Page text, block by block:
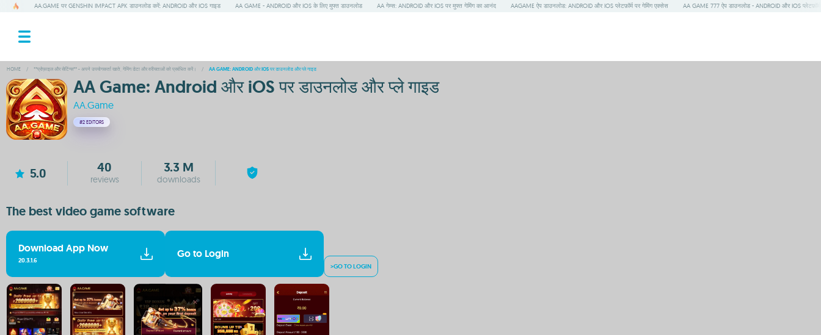
AA.GAME पर GENSHIN IMPACT APK डाउनलोड करें: ANDROID और IOS गाइड AA GAME - ANDROID और IOS के लिए मुफ्त डाउनलोड AA गेम्स: ANDROID और IOS पर मुफ्त गेमिंग का आनंद AAGAME ऐप डाउनलोड: ANDROID और IOS प्लेटफ़ॉर्म पर गेमिंग एक्सेस AA GAME 777 ऐप डाउनलोड - ANDROID और IOS
HOME / **प्रोफ़ाइल और सेटिंग्स** - अपने उपयोगकर्ता खाते, गेमिंग डेटा और वरीयताओं को प्रबंधित करें। / AA GAME: ANDROID और IOS पर डाउनलोड और प्ले गाइड
AA Game: Android और iOS पर डाउनलोड और प्ले गाइड
AA.Game
#2 EDITORS
5.0 40
reviews
3.3 M
downloads
The best video game software
Download App Now
20.3.1.6
Go to Login
>GO TO LOGIN